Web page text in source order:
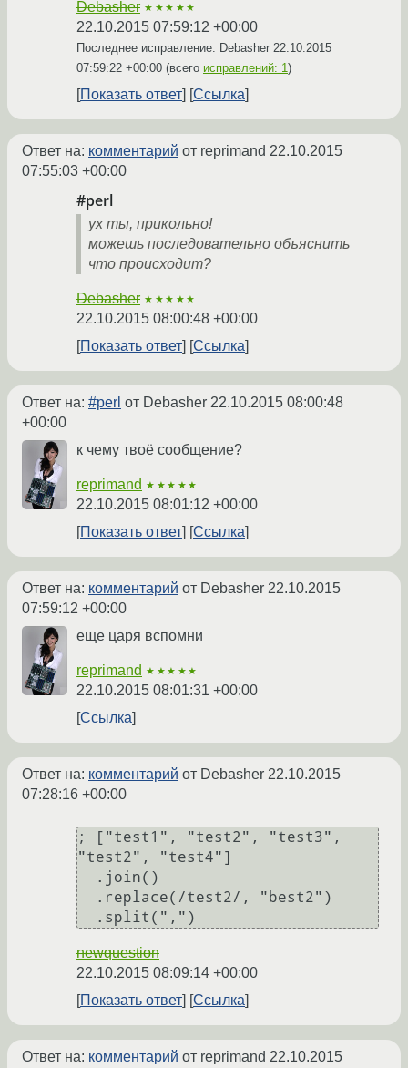
Debasher ★★★★★
22.10.2015 07:59:12 +00:00
Последнее исправление: Debasher 22.10.2015
07:59:22 +00:00 (всего исправлений: 1)
Показать ответ Ссылка
Ответ на: комментарий от reprimand 22.10.2015
07:55:03 +00:00
#perl
ух ты, прикольно!
можешь последовательно объяснить
что происходит?
Debasher ★★★★★
22.10.2015 08:00:48 +00:00
Показать ответ
Ссылка
Ответ на: #perl от Debasher 22.10.2015 08:00:48
+00:00
к чему твоё сообщение?
reprimand ★★★★★
22.10.2015 08:01:12 +00:00
Показать ответ
Ссылка
Ответ на: комментарий от Debasher 22.10.2015
07:59:12 +00:00
еще царя вспомни
reprimand ★★★★★
22.10.2015 08:01:31 +00:00
Ссылка
Ответ на: комментарий от Debasher 22.10.2015
07:28:16 +00:00
; ["test1", "test2", "test3",
"test2", "test4"]
newquestion
22.10.2015 08:09:14 +00:00
Показать ответ
Ссылка
Ответ на: комментарий от reprimand 22.10.2015